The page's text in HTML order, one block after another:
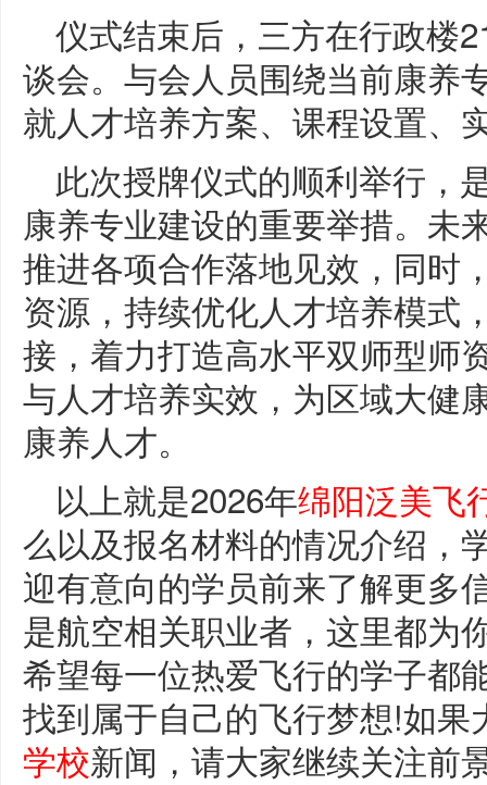
仪式结束后，三方在行政楼
谈会。与会人员围绕当前康养
就人才培养方案、课程设置、
此次授牌仪式的顺利举行，
康养专业建设的重要举措。未
推进各项合作落地见效，同时
资源，持续优化人才培养模式
接，着力打造高水平双师型师
与人才培养实效，为区域大健
康养人才。
以上就是2026年绵阳泛美飞
么以及报名材料的情况介绍，
迎有意向的学员前来了解更多
是航空相关职业者，这里都为
希望每一位热爱飞行的学子都
找到属于自己的飞行梦想!如果
学校新闻，请大家继续关注前